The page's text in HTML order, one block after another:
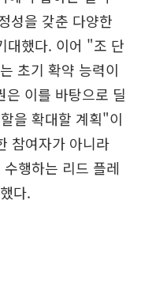
성을 갖춘 다양한
대했다. 이어 "조 단
초기 확약 능력이
이를 바탕으로 딜
을 확대할 계획"이
참여자가 아니라
행하는 리드 플레
다.